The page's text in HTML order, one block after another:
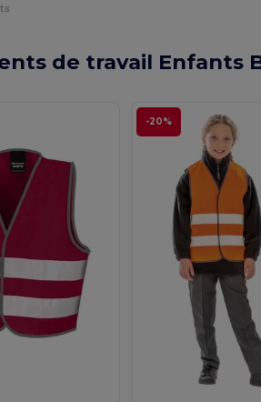
de travail Enfants
-20%